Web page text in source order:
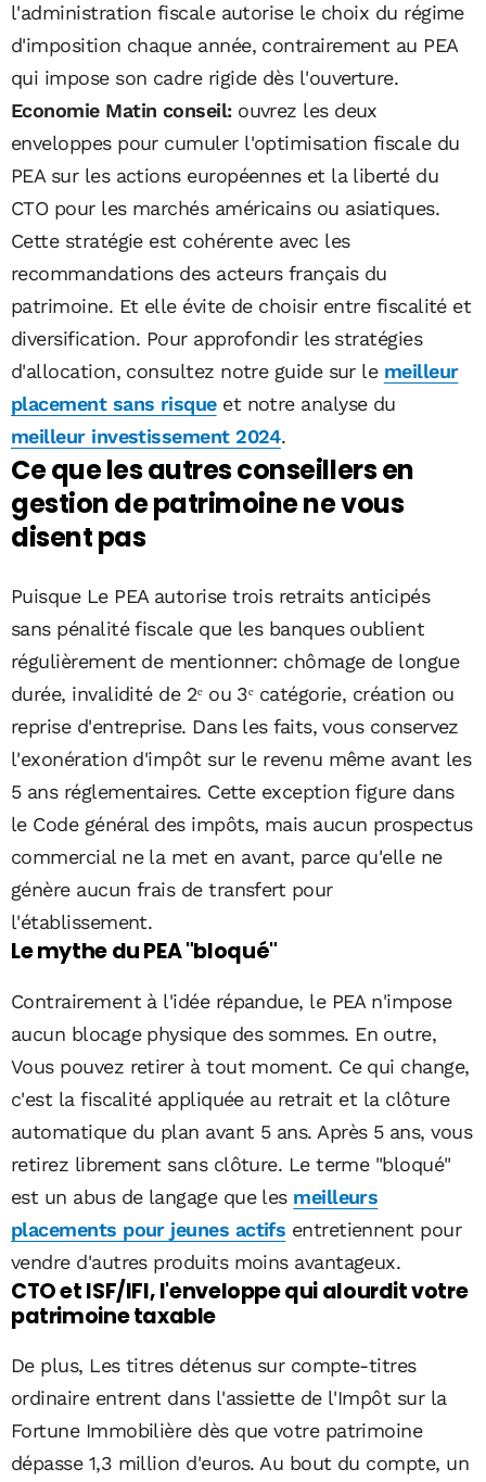
l'administration fiscale autorise le choix du régime
d'imposition chaque année, contrairement au PEA
qui impose son cadre rigide dès l'ouverture.
Economie Matin conseil:ouvrez les deux
enveloppes pour cumuler l'optimisation fiscale du
PEA sur les actions européennes et la liberté du
CTO pour les marchés américains ou asiatiques.
Cette stratégie est cohérente avec les
recommandations des acteurs français du
patrimoine. Et elle évite de choisir entre fiscalité et
diversification. Pour approfondir les stratégies
d'allocation, consultez notre guide sur le meilleur
placement sans risqueet notre analyse du
meilleur investissement 2024.
Ce que les autres conseillers en
gestion de patrimoine ne vous
disent pas
Puisque Le PEA autorise trois retraits anticipés
sans pénalité fiscale que les banques oublient
régulièrement de mentionner: chômage de longue
durée, invalidité de 2ᵉ ou 3ᵉ catégorie, création ou
reprise d'entreprise. Dans les faits, vous conservez
l'exonération d'impôt sur le revenu même avant les
5 ans réglementaires. Cette exception figure dans
le Code général des impôts, mais aucun prospectus
commercial ne la met en avant, parce qu'elle ne
génère aucun frais de transfert pour
l'établissement.
Le mythe du PEA "bloqué"
Contrairement à l'idée répandue, le PEA n'impose
aucun blocage physique des sommes. En outre,
Vous pouvez retirer à tout moment. Ce qui change,
c'est la fiscalité appliquée au retrait et la clôture
automatique du plan avant 5 ans. Après 5 ans, vous
retirez librement sans clôture. Le terme "bloqué"
est un abus de langage que les meilleurs
placements pour jeunes actifs entretiennent pour
vendre d'autres produits moins avantageux.
CTO et ISF/IFI, l'enveloppe qui alourdit votre
patrimoine taxable
De plus, Les titres détenus sur compte-titres
ordinaire entrent dans l'assiette de l'Impôt sur la
Fortune Immobilière dès que votre patrimoine
dépasse 1,3 million d'euros. Au bout du compte, un